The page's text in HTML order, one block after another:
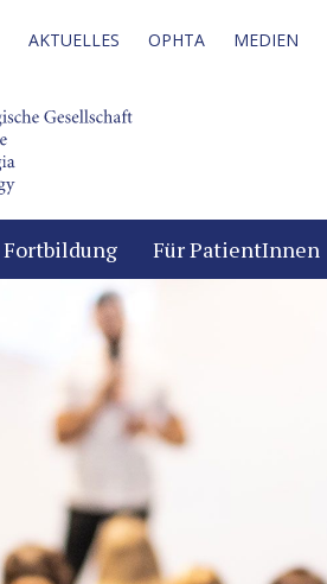
AKTUELLES OPHTA MEDIEN
Fortbildung Für PatientInnen